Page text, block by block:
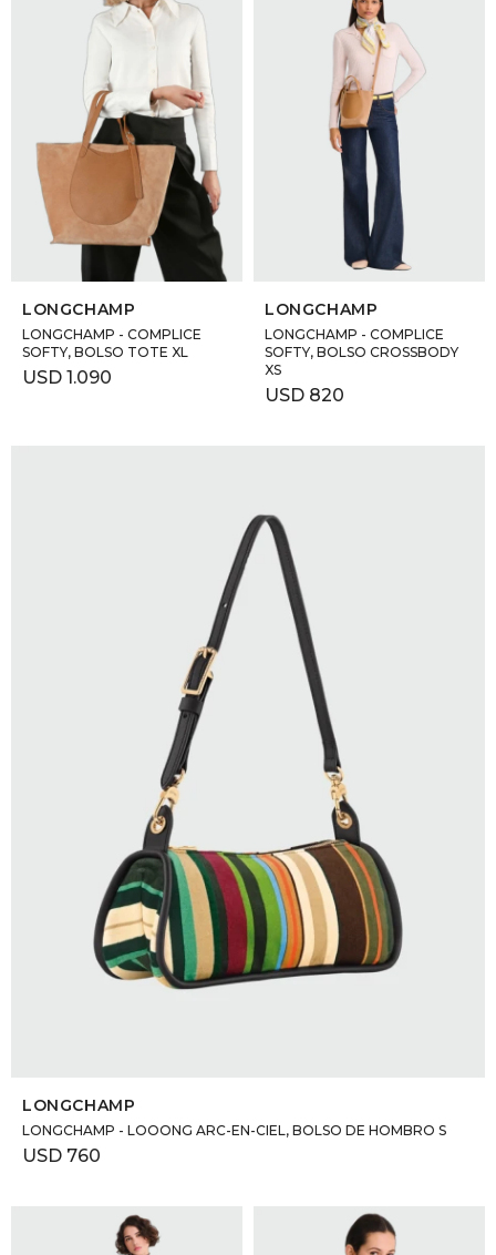
SELECCIONAR TALLE
LONGCHAMP
LONGCHAMP - COMPLICE
SOFTY, BOLSO TOTE XL
USD 1.090
SELECCIONAR TALLE
LONGCHAMP
LONGCHAMP - COMPLICE
SOFTY, BOLSO CROSSBODY
XS
USD 820
LONGCHAMP
LONGCHAMP - LOOONG ARC-EN-CIEL, BOLSO DE HOMBRO S
USD 760